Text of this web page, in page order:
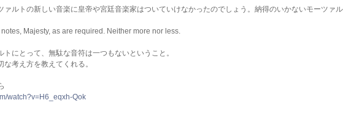
ァルトの新しい音楽に皇帝や宮廷音楽家はついていけなかったのでしょう。納得のいかないモーツァル
Majesty, as are required. Neither more nor less.
トにとって、無駄な音符は一つもないということ。
考え方を教えてくれる。
watch?v=H6_eqxh-Qok